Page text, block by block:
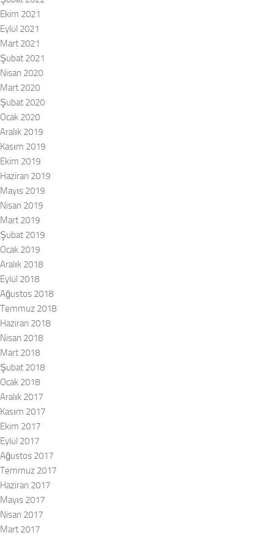
Ekim 2021
Eylül 2021
Mart 2021
Şubat 2021
Nisan 2020
Mart 2020
Şubat 2020
Ocak 2020
Aralık 2019
Kasım 2019
Ekim 2019
Haziran 2019
Mayıs 2019
Nisan 2019
Mart 2019
Şubat 2019
Ocak 2019
Aralık 2018
Eylül 2018
Ağustos 2018
Temmuz 2018
Haziran 2018
Nisan 2018
Mart 2018
Şubat 2018
Ocak 2018
Aralık 2017
Kasım 2017
Ekim 2017
Eylül 2017
Ağustos 2017
Temmuz 2017
Haziran 2017
Mayıs 2017
Nisan 2017
Mart 2017